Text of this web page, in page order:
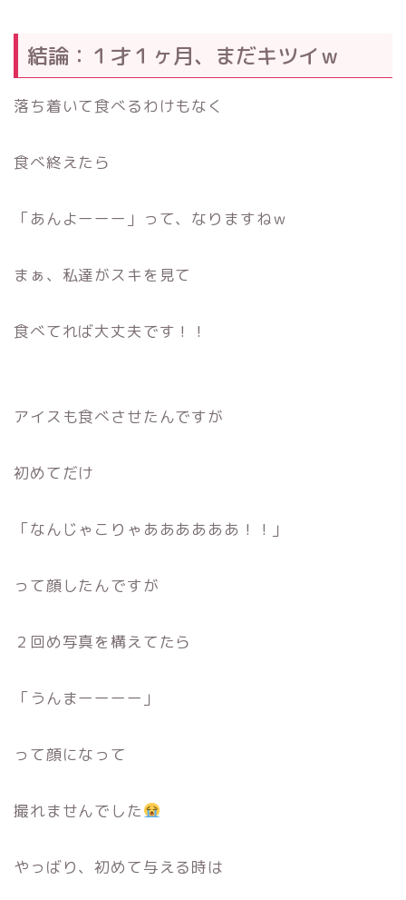
結論：１才１ヶ月、まだキツイｗ
落ち着いて食べるわけもなく
食べ終えたら
「あんよーーー」って、なりますねｗ
まぁ、私達がスキを見て
食べてれば大丈夫です！！
アイスも食べさせたんですが
初めてだけ
「なんじゃこりゃああああああ！！」
って顔したんですが
２回め写真を構えてたら
「うんまーーーー」
って顔になって
撮れませんでした
やっばり、初めて与える時は